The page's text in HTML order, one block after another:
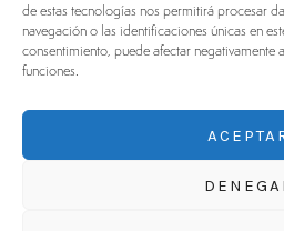
de estas tecnologías nos permitirá procesar
navegación o las identificaciones únicas en
consentimiento, puede afectar negativamente
funciones.
+34 902